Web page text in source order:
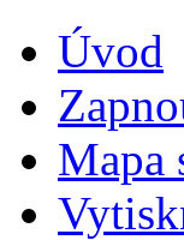
Úvod
Mapa